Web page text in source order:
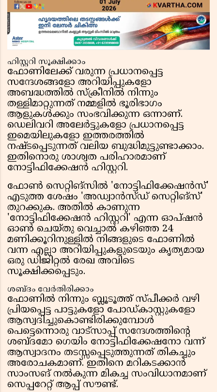
ഹിസ്റ്ററി സൂക്ഷിക്കാം
ഫോണിലേക്ക് വരുന്ന പ്രധാനപ്പെട്ട
സന്ദേശങ്ങളോ അറിയിപ്പുകളോ
അബദ്ധത്തിൽ സ്ക്രീനിൽ നിന്നും
തള്ളിമാറ്റുന്നത് നമ്മളിൽ ഭൂരിഭാഗം
ആളുകൾക്കും സംഭവിക്കുന്ന ഒന്നാണ്.
ഡെലിവറി അലേർട്ടുകളോ പ്രധാനപ്പെട്ട
ഇമെയിലുകളോ ഇത്തരത്തിൽ
നഷ്ടപ്പെടുന്നത് വലിയ ബുദ്ധിമുട്ടുണ്ടാക്കാം.
ഇതിനൊരു ശാശ്വത പരിഹാരമാണ്
നോട്ടിഫിക്കേഷൻ ഹിസ്റ്ററി.
ഫോൺ സെറ്റിങ്സിൽ 'നോട്ടിഫിക്കേഷൻസ്'
എടുത്ത ശേഷം 'അഡ്വാൻസ്ഡ് സെറ്റിങ്സ്'
തുറക്കുക. അതിൽ കാണുന്ന
'നോട്ടിഫിക്കേഷൻ ഹിസ്റ്ററി' എന്ന ഓപ്ഷൻ
ഓൺ ചെയ്തു വെച്ചാൽ കഴിഞ്ഞ 24
മണിക്കൂറിനുള്ളിൽ നിങ്ങളുടെ ഫോണിൽ
വന്ന എല്ലാ അറിയിപ്പുകളുടെയും കൃത്യമായ
ഒരു ഡിജിറ്റൽ രേഖ അവിടെ
സൂക്ഷിക്കപ്പെടും.
ശബ്ദം വേർതിരിക്കാം
ഫോണിൽ നിന്നും ബ്ലൂടൂത്ത് സ്പീക്കർ വഴി
പ്രിയപ്പെട്ട പാട്ടുകളോ പോഡ്കാസ്റ്റുകളോ
ആസ്വദിച്ചുകൊണ്ടിരിക്കുമ്പോൾ
പെട്ടെന്നൊരു വാട്സാപ്പ് സന്ദേശത്തിൻ്റെ
ശബ്ദമോ ഗെയിം നോട്ടിഫിക്കേഷനോ വന്ന്
ആസ്വാദനം തടസ്സപ്പെടുത്തുന്നത് തികച്ചും
അരോചകമാണ്. ഇതിനെ മറികടക്കാൻ
സാംസങ് നൽകുന്ന മികച്ച സംവിധാനമാണ്
സെപ്പറേറ്റ് ആപ്പ് സൗണ്ട്.